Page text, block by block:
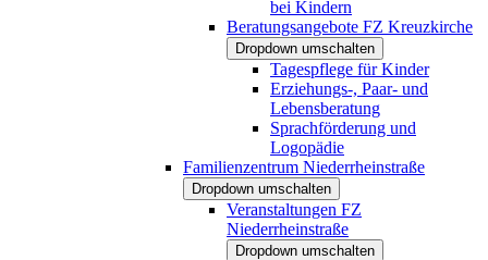
bei Kindern
Beratungsangebote FZ Kreuzkirche
Dropdown umschalten
Tagespflege für Kinder
Erziehungs-, Paar- und
Lebensberatung
Sprachförderung und
Logopädie
Familienzentrum Niederrheinstraße
Dropdown umschalten
Veranstaltungen FZ
Niederrheinstraße
Dropdown umschalten